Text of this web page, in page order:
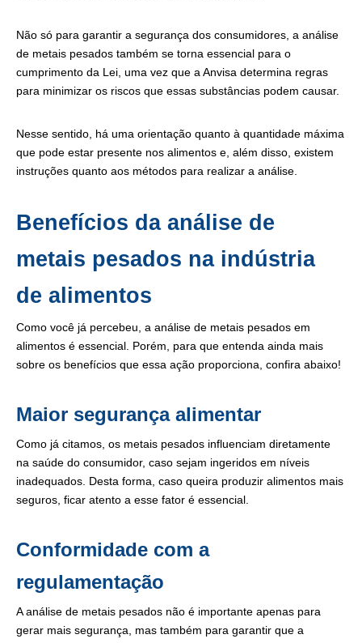
Não só para garantir a segurança dos consumidores, a análise
de metais pesados também se torna essencial para o
cumprimento da Lei, uma vez que a Anvisa determina regras
para minimizar os riscos que essas substâncias podem causar.
Nesse sentido, há uma orientação quanto à quantidade máxima
que pode estar presente nos alimentos e, além disso, existem
instruções quanto aos métodos para realizar a análise.
Benefícios da análise de
metais pesados na indústria
de alimentos
Como você já percebeu, a análise de metais pesados em
alimentos é essencial. Porém, para que entenda ainda mais
sobre os benefícios que essa ação proporciona, confira abaixo!
Maior segurança alimentar
Como já citamos, os metais pesados influenciam diretamente
na saúde do consumidor, caso sejam ingeridos em níveis
inadequados. Desta forma, caso queira produzir alimentos mais
seguros, ficar atento a esse fator é essencial.
Conformidade com a
regulamentação
A análise de metais pesados não é importante apenas para
gerar mais segurança, mas também para garantir que a